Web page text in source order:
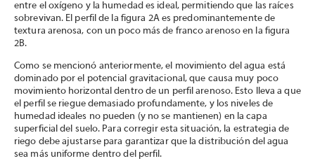
entre el oxígeno y la humedad es ideal, permitiendo que las raíces
sobrevivan. El perfil de la figura 2A es predominantemente de
textura arenosa, con un poco más de franco arenoso en la figura
2B.
Como se mencionó anteriormente, el movimiento del agua está
dominado por el potencial gravitacional, que causa muy poco
movimiento horizontal dentro de un perfil arenoso. Esto lleva a que
el perfil se riegue demasiado profundamente, y los niveles de
humedad ideales no pueden (y no se mantienen) en la capa
superficial del suelo. Para corregir esta situación, la estrategia de
riego debe ajustarse para garantizar que la distribución del agua
sea más uniforme dentro del perfil.